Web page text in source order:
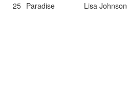
25 Paradise Lisa Johnson